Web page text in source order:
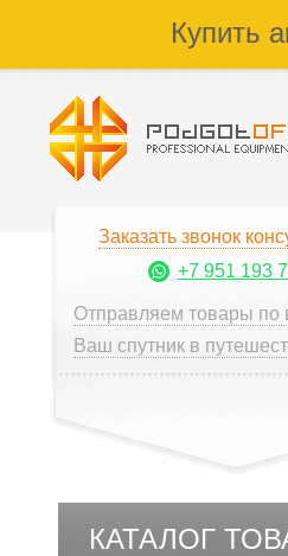
Купить
Заказать звонок
+7 951 193
Отправляем товары по
Ваш спутник в
КАТАЛОГ